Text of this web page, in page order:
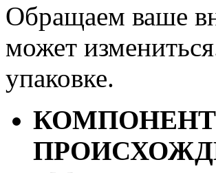
Обращаем ваше
может
упаковке.